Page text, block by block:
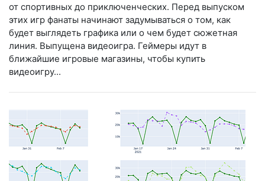
от спортивных до приключенческих. Перед выпуском
этих игр фанаты начинают задумываться о том, как
будет выглядеть графика или о чем будет сюжетная
линия. Выпущена видеоигра. Геймеры идут в
ближайшие игровые магазины, чтобы купить
видеоигру...